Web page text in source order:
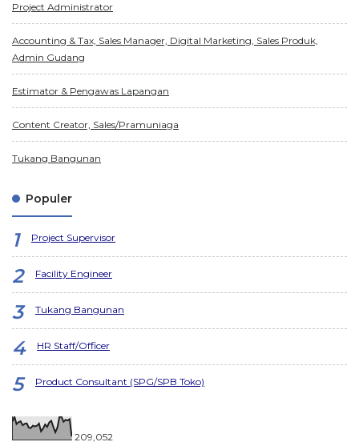
Project Administrator
Accounting & Tax, Sales Manager, Digital Marketing, Sales Produk,
Admin Gudang
Estimator & Pengawas Lapangan
Content Creator, Sales/Pramuniaga
Tukang Bangunan
Populer
Project Supervisor
Facility Engineer
Tukang Bangunan
HR Staff/Officer
Product Consultant (SPG/SPB Toko)
209,052